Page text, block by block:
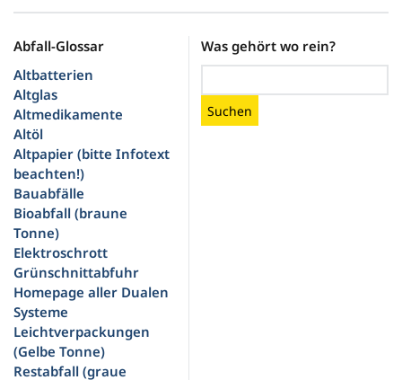
Abfall-Glossar
Altbatterien
Altglas
Altmedikamente
Altöl
Altpapier (bitte Infotext
beachten!)
Bauabfälle
Bioabfall (braune
Tonne)
Elektroschrott
Grünschnittabfuhr
Homepage aller Dualen
Systeme
Leichtverpackungen
(Gelbe Tonne)
Restabfall (graue
Was gehört wo rein?
Suchen